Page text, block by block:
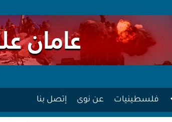
فلسطينيات عن نوى إتصل بنا